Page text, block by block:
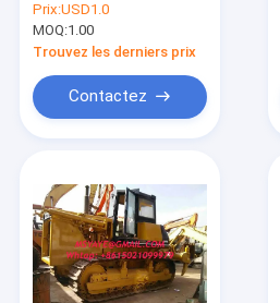
chenille de bouteur
de KOMATSU à
vendre
Prix:USD1.0
MOQ:1.00
Trouvez les derniers prix
Contactez